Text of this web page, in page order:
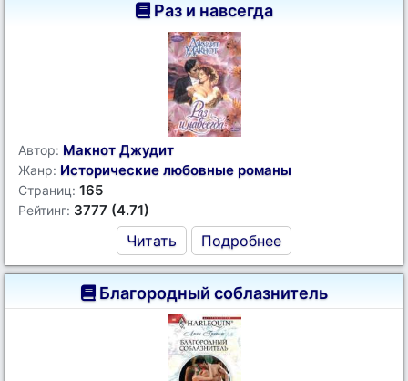
Раз и навсегда
Автор: Макнот Джудит
Жанр: Исторические любовные романы
Страниц: 165
Рейтинг: 3777 (4.71)
Читать Подробнее
Благородный соблазнитель